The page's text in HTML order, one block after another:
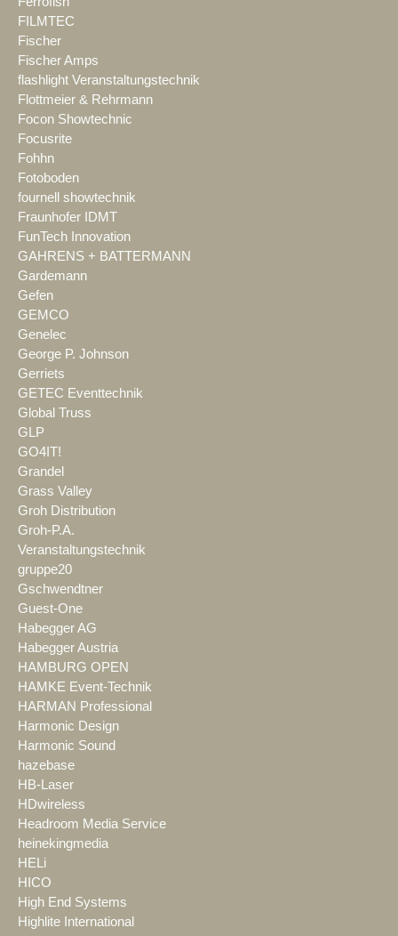
FILMTEC
Fischer
Fischer Amps
flashlight Veranstaltungstechnik
Flottmeier & Rehrmann
Focon Showtechnic
Focusrite
Fohhn
Fotoboden
fournell showtechnik
Fraunhofer IDMT
FunTech Innovation
GAHRENS + BATTERMANN
Gardemann
Gefen
GEMCO
Genelec
George P. Johnson
Gerriets
GETEC Eventtechnik
Global Truss
GLP
GO4IT!
Grandel
Grass Valley
Groh Distribution
Groh-P.A.
Veranstaltungstechnik
gruppe20
Gschwendtner
Guest-One
Habegger AG
Habegger Austria
HAMBURG OPEN
HAMKE Event-Technik
HARMAN Professional
Harmonic Design
Harmonic Sound
hazebase
HB-Laser
HDwireless
Headroom Media Service
heinekingmedia
HELi
HICO
High End Systems
Highlite International